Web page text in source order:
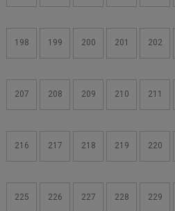
198 199 200 201 202
207 208 209 210 211
216 217 218 219 220
225 226 227 228 229